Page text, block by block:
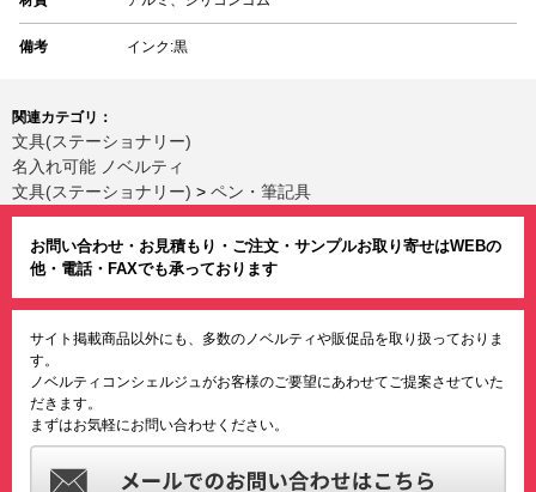
備考 インク:黒
関連カテゴリ：
文具(ステーショナリー)
名入れ可能 ノベルティ
文具(ステーショナリー) > ペン・筆記具
お問い合わせ・お見積もり・ご注文・サンプルお取り寄せはWEBの
他・電話・FAXでも承っております
サイト掲載商品以外にも、多数のノベルティや販促品を取り扱っておりま
す。
ノベルティコンシェルジュがお客様のご要望にあわせてご提案させていた
だきます。
まずはお気軽にお問い合わせください。